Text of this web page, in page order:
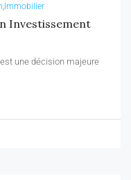
, Immobilier
Investissement
une décision majeure